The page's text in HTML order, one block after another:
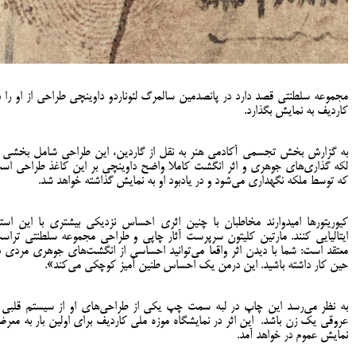
مجموعه سلطنتی قصد دارد در پانصدمین سالمرگ لئوناردو داوینچی طراحی از او را
کاردیف به نمایش بگذارد.
به گزارش بخش تجسمی آکادمی هنر به نقل از گاردین، این طراحی شامل بخشی
لکه گذاری‌های جوهری و اثر انگشت کاملا واضح داوینچی بر این کاغذ طراحی
که توسط ملکه نگهداری می‌شود و در یادبود او به نمایش گذاشته خواهد شد.
کیوریتورها امیدوارند مخاطبان با چنین اثری احساس نزدیکی بیشتری با این
ایتالیایی کنند. مارتین کلیتون سرپرست آثار چاپی و طراحی مجموعه سلطنتی
معتقد است: شما با دیدن اثر واقعا می‌توانید احساسی از انگشت‌های جوهری مردی
حین کار داشته باشید. این درمن یک احساس طنین آمیز کوچکی می‌کند».
به نظر می‌رسد این چاپ در لبه سمت چپ یکی از طراحی‌های او از سیستم
عروقی یک زن باشد. این اثر در نمایشگاه موزه ملی کاردیف برای اولین بار به
نمایش عموم در خواهد آمد.